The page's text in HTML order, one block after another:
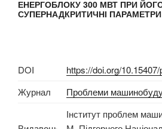
ЕНЕРГОБЛОКУ 300 МВТ ПРИ
СУПЕРНАДКРИТИЧНІ
DOI
https://doi.org/
Журнал
Проблеми
Інститут проблем